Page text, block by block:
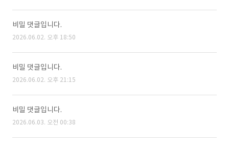
비밀 댓글입니다.
2026.06.02. 오후 18:50
비밀 댓글입니다.
2026.06.02. 오후 21:15
비밀 댓글입니다.
2026.06.03. 오전 00:38